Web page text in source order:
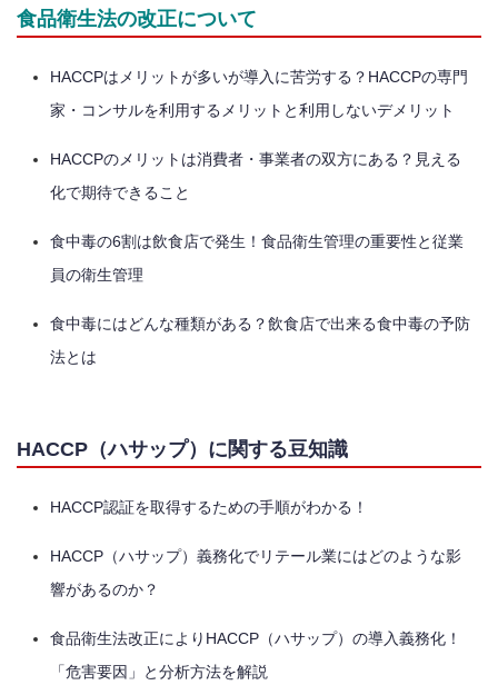
食品衛生法の改正について
HACCPはメリットが多いが導入に苦労する？HACCPの専門
家・コンサルを利用するメリットと利用しないデメリット
HACCPのメリットは消費者・事業者の双方にある？見える
化で期待できること
食中毒の6割は飲食店で発生！食品衛生管理の重要性と従業
員の衛生管理
食中毒にはどんな種類がある？飲食店で出来る食中毒の予防
法とは
HACCP（ハサップ）に関する豆知識
HACCP認証を取得するための手順がわかる！
HACCP（ハサップ）義務化でリテール業にはどのような影
響があるのか？
食品衛生法改正によりHACCP（ハサップ）の導入義務化！
「危害要因」と分析方法を解説